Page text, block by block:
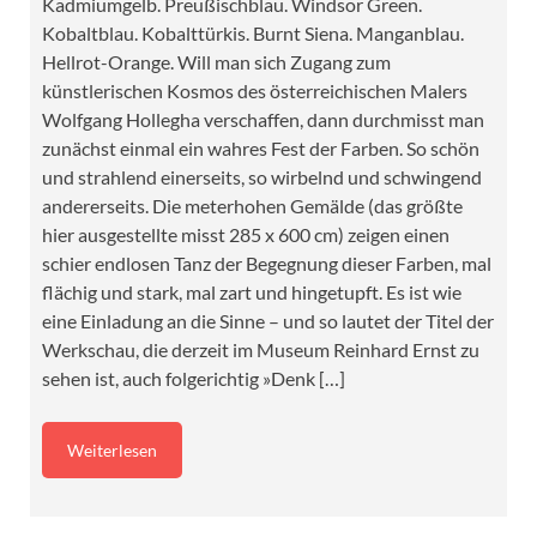
Kobaltblau. Kobalttürkis. Burnt Siena. Manganblau.
Hellrot-Orange. Will man sich Zugang zum
künstlerischen Kosmos des österreichischen Malers
Wolfgang Hollegha verschaffen, dann durchmisst man
zunächst einmal ein wahres Fest der Farben. So schön
und strahlend einerseits, so wirbelnd und schwingend
andererseits. Die meterhohen Gemälde (das größte
hier ausgestellte misst 285 x 600 cm) zeigen einen
schier endlosen Tanz der Begegnung dieser Farben, mal
flächig und stark, mal zart und hingetupft. Es ist wie
eine Einladung an die Sinne – und so lautet der Titel der
Werkschau, die derzeit im Museum Reinhard Ernst zu
sehen ist, auch folgerichtig »Denk […]
Weiterlesen